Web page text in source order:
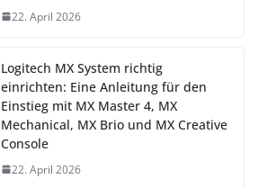
22. April 2026
Logitech MX System richtig
einrichten: Eine Anleitung für den
Einstieg mit MX Master 4, MX
Mechanical, MX Brio und MX Creative
Console
22. April 2026